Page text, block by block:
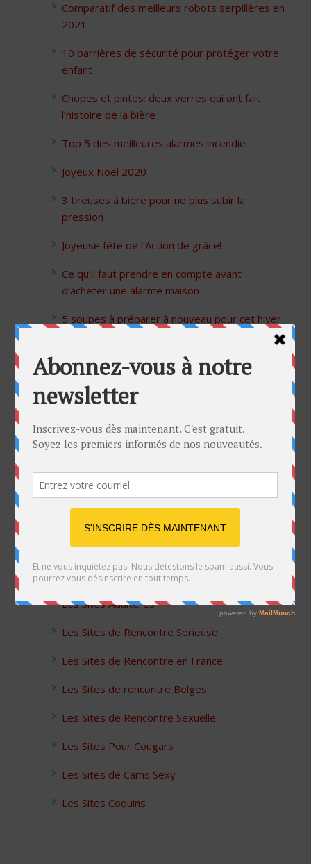
Comparatif des meilleurs robots serpillères en
2021
10 barrières de sécurité pour protéger votre
enfant
Chopes et pintes: deux verres qui ont fait
l’histoire de la bière
Top 5 des meilleures alarmes incendie
Joyeux Noël 2020
3 tireuses à bière pour ne plus subir la
pression
Joyeuse fête de l’Action de grâce!
Ce qu’il faut prendre en compte avant
d’acheter une alarme maison
5 soupes à préparer à nouveau pour cet hiver
5 idées cadeaux Moulinex pour votre mère
pour l’Action de Grâce
Blague de café: Une femme infidèle trompe
son mari
Listes des Sites de Rencontre
Les Sites Libertins
Les Apps pour les Couples Échangistes
Les Sites Adultères
Les Sites de Rencontre Sérieuse
Les Sites de Rencontre en France
Les Sites de rencontre Belges
Les Sites de Rencontre Sexuelle
Les Sites Pour Cougars
Les Sites de Cams Sexy
Les Sites Coquins